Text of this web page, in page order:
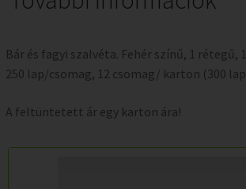
Bár és fagyi szalvéta. Fehér színű, 1 rétegű,
250 lap/csomag, 12 csomag/ karton (300
A feltüntetett ár egy karton ára!